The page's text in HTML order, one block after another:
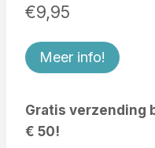
€9,95
Meer info!
Gratis verzending
€ 50!